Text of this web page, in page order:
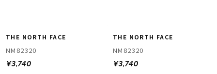
THE NORTH FACE
NM82320
¥3,740
THE NORTH FACE
NM82320
¥3,740